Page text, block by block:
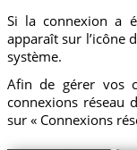
Si la connexion a
apparaît sur l’icône
système.
Afin de gérer vos
connexions réseau
sur « Connexions